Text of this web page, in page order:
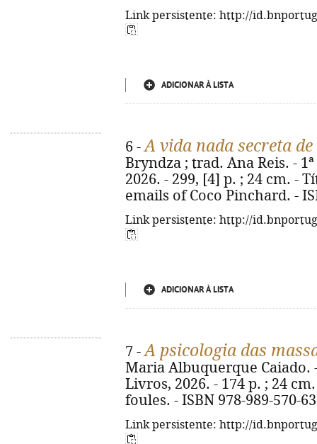
Link persistente: http://
ADICIONAR À LISTA
6 -A vida nada secreta
Bryndza ; trad. Ana Reis. -
2026. - 299, [4] p. ; 24 cm. -
emails of Coco Pinchard. -
Link persistente: http://
ADICIONAR À LISTA
7 -A psicologia das
Maria Albuquerque Caiado.
Livros, 2026. - 174 p. ; 24
foules. - ISBN 978-989-570-
Link persistente: http://